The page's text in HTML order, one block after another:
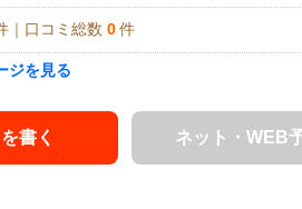
｜口コミ総数 0 件
ジを見る
書く ネット・WEB